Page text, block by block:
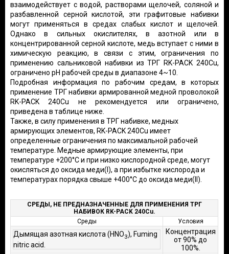
взаимодействует с водой, растворами щелочей, соляной и
разбавленной серной кислотой, эти графитовые набивки
могут применяться в средах слабых кислот и щелочей.
Однако в сильных окислителях, в азотной или в
концентрированной серной кислоте, медь вступает с ними в
химическую реакцию, в связи с этим, ограничения по
применению сальниковой набивки из ТРГ RK-PACK 240Cu,
ограничено рН рабочей среды в диапазоне 4~10.
Подробная информация по рабочим средам, в которых
применение ТРГ набивки армированной медной проволокой
RK-PACK 240Cu не рекомендуется или ограничено,
приведена в таблице ниже.
Также, в силу применения в ТРГ набивке, медных
армирующих элементов, RK-PACK 240Cu имеет
определенные ограничения по максимальной рабочей
температуре. Медные армирующие элементы, при
температуре +200°C и при низко кислородной среде, могут
окисляться до оксида меди(I), а при избытке кислорода и
температурах порядка свыше +400°C до оксида меди(II).
СРЕДЫ, НЕ ПРЕДНАЗНАЧЕННЫЕ ДЛЯ ПРИМЕНЕНИЯ ТРГ
НАБИВОК RK-PACK 240Cu.
Среды
Условия
Дымящая азотная кислота (HNO3), Fuming
nitric acid.
Концентрация
от 90% до
100%.